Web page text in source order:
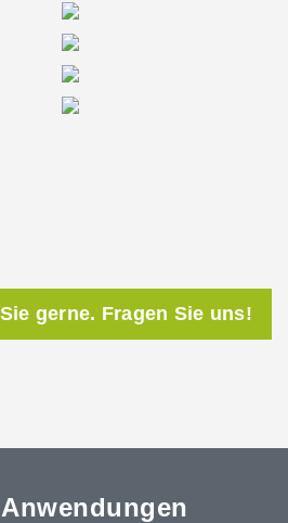
gerne. Fragen Sie uns!